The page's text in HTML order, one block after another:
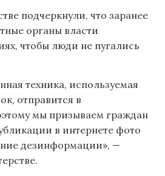
подчеркнули, что заранее
органы власти
чтобы люди не пугались
техника, используемая
отправится в
мы призываем граждан
в интернете фото
дезинформации», —